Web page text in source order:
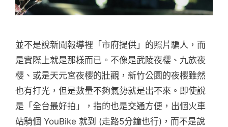
並不是說新聞報導裡「市府提供」的照片騙人，而
是實際上就是那樣而已。不像是武陵夜櫻、九族夜
櫻、或是天元宮夜櫻的壯觀，新竹公園的夜櫻雖然
也有打光，但是數量不夠氣勢就是出不來。即使說
是「全台最好拍」，指的也是交通方便，出個火車
站騎個 YouBike 就到 (走路5分鐘也行)，而不是說